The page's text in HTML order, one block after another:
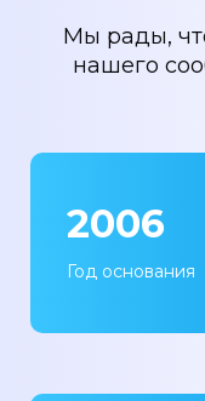
Мы рады,
нашего
2006
Год основания